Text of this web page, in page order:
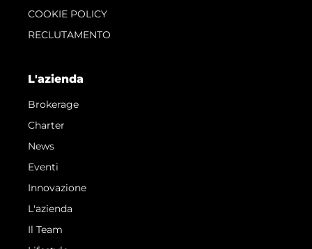
COOKIE POLICY
RECLUTAMENTO
L'azienda
Brokerage
Charter
News
Eventi
Innovazione
L'azienda
Il Team